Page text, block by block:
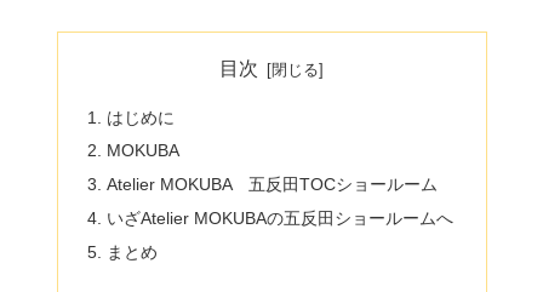
目次
はじめに
MOKUBA
Atelier MOKUBA 五反田TOCショールーム
いざAtelier MOKUBAの五反田ショールームへ
まとめ